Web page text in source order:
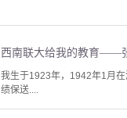
西南联大给我的教育——
我生于1923年，1942年1月
绩保送....